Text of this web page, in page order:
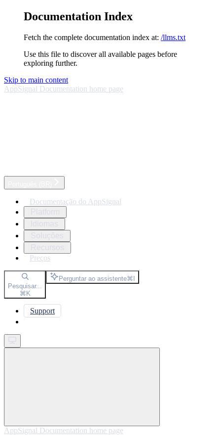
Documentation Index
Fetch the complete documentation index at: /llms.txt
Use this file to discover all available pages before
exploring further.
Skip to main content
AppSignal Documentation home page
Documentação do AppSignal
Preços
Pesquisar...
⌘K
Perguntar ao assistente⌘I
Support
AppSignal Documentation home page